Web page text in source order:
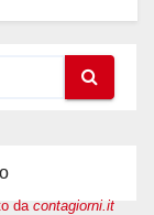
da contagiorni.it